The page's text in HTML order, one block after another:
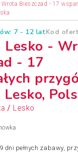
Wrota Bieszczad - 17
7 - 12 latKod
Lesko -
- 17
/ Lesko
dni pełnych zabawy,